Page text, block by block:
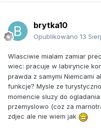
brytka10
Opublikowano 13
Wlasciwie mialam zamiar
wiec: pracuje w labiryncie
prawda z samymi Niemcami
funkcje? Mysle ze
momencie sluzy do
przemyslowo (coz za
zdjec ale nie wiem jak